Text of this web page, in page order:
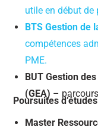
utile en début de
BTS Gestion de
compétences
PME.
BUT Gestion
(GEA) –
Poursuites
Master